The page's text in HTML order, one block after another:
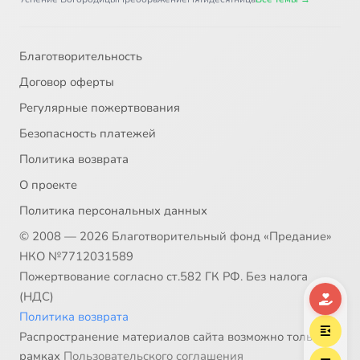
34
36 Первый Патриарх (свт. Иов)
37
38
40 Победительницы (прп. Ефросинья Московская)
Благотворительность
Договор оферты
Регулярные пожертвования
Безопасность платежей
Политика возврата
О проекте
Политика персональных данных
© 2008 — 2026 Благотворительный фонд «Предание»
НКО №7712031589
Пожертвование согласно ст.582 ГК РФ. Без налога
(НДС)
Политика возврата
Распространение материалов сайта возможно только в
рамках Пользовательского соглашения